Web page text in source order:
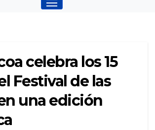
celebra los 15
Festival de las
una edición